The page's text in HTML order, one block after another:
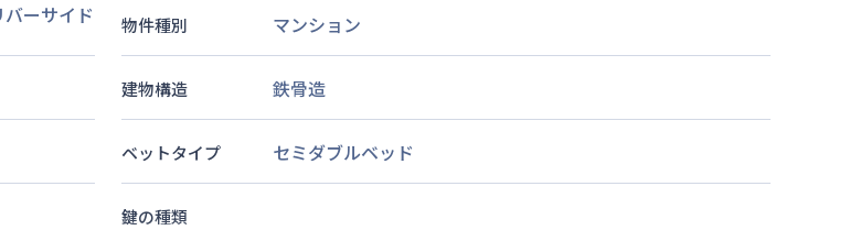
ーサイド 物件種別 マンション
建物構造 鉄骨造
ベットタイプ セミダブルベッド
鍵の種類